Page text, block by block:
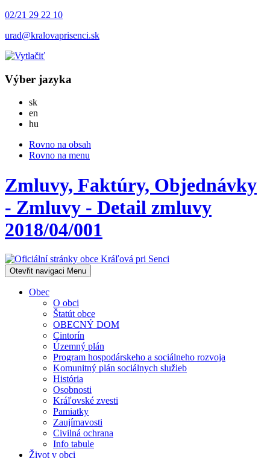
02/21 29 22 10
urad@kralovaprisenci.sk
Výber jazyka
skSlovensky
en
hu
Rovno na obsah
Rovno na menu
Zmluvy, Faktúry, Objednávky
- Zmluvy - Detail zmluvy
2018/04/001
Otevřit navigaci Menu
Obec
O obci
Štatút obce
OBECNÝ DOM
Cintorín
Územný plán
Program hospodárskeho a sociálneho rozvoja
Komunitný plán sociálnych služieb
História
Osobnosti
Kráľovské zvesti
Pamiatky
Zaujímavosti
Civilná ochrana
Info tabule
Život v obci